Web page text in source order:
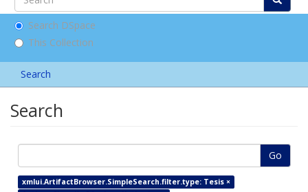
Search DSpace
This Collection
Search
Search
Go
xmlui.ArtifactBrowser.SimpleSearch.filter.type: Tesis ×